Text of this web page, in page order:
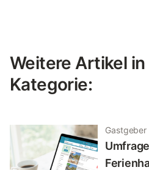
Weitere Artikel
Kategorie:
Gastgeber